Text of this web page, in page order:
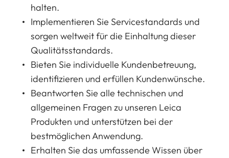
halten.
Implementieren Sie Servicestandards und
sorgen weltweit für die Einhaltung dieser
Qualitätsstandards.
Bieten Sie individuelle Kundenbetreuung,
identifizieren und erfüllen Kundenwünsche.
Beantworten Sie alle technischen und
allgemeinen Fragen zu unseren Leica
Produkten und unterstützen bei der
bestmöglichen Anwendung.
Erhalten Sie das umfassende Wissen über